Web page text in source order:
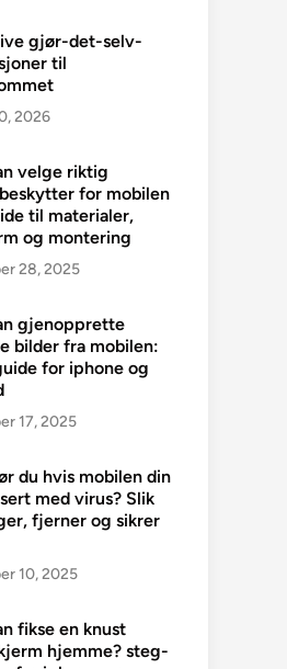
gjør-det-selv-
til
2026
velge riktig
for mobilen
til materialer,
og montering
28, 2025
gjenopprette
bilder fra mobilen:
for iphone og
17, 2025
du hvis mobilen din
med virus? Slik
fjerner og sikrer
10, 2025
fikse en knust
hjemme? steg-